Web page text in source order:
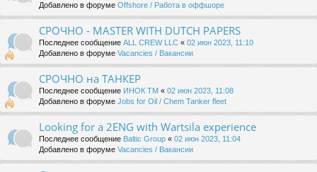
Добавлено в форуме Offshore / Работа в оффшоре
СРОЧНО - MASTER WITH DUTCH PAPERS
Последнее сообщение ALL CREW LLC « 02 июн 2023, 11:10
Добавлено в форуме Vacancies / Вакансии
СРОЧНО на ТАНКЕР
Последнее сообщение ИНОК ТМ « 02 июн 2023, 11:08
Добавлено в форуме Jobs for Oil / Chem Tanker fleet
Looking for a 2ENG with Wartsila experience
Последнее сообщение Baltic Group « 02 июн 2023, 11:04
Добавлено в форуме Vacancies / Вакансии